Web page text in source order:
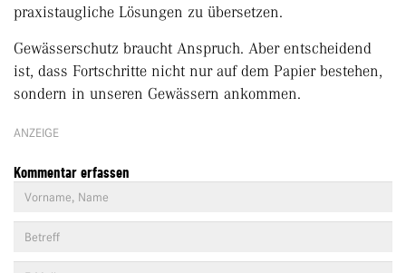
praxistaugliche Lösungen zu übersetzen.
Gewässerschutz braucht Anspruch. Aber entscheidend
ist, dass Fortschritte nicht nur auf dem Papier bestehen,
sondern in unseren Gewässern ankommen.
ANZEIGE
Kommentar erfassen